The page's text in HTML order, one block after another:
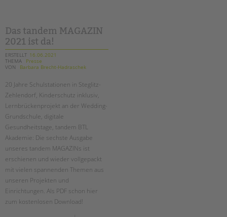
Förderzentren
Kollegs
EFöB
Schulbezogene Sozialarbeit
HILFEN ZUR ERZIEHUNG
EINGLIEDERUNGSHILFE
BETREUTES WOHNEN
TANDEM BTL AKADEMIE
Zertfikatskurse
Seminarkalender
Suchen
Das tandem MAGAZIN
2021 ist da!
ERSTELLT 16.06.2021
THEMA
Presse
VON
Barbara Brecht-Hadraschek
20 Jahre Schulstationen in Steglitz-
Zehlendorf, Kinderschutz inklusiv,
Lernbrückenprojekt an der Wedding-
Grundschule, digitale
Gesundheitstage, tandem BTL
Akademie: Die sechste Ausgabe
unseres tandem MAGAZINs ist
erschienen und wieder vollgepackt
mit vielen spannenden Themen aus
unseren Projekten und
Einrichtungen. Als PDF schon hier
zum kostenlosen Download!